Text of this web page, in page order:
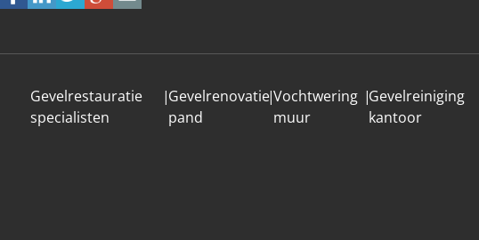
Gevelrestauratie
specialisten
|Gevelrenovatie
pand
|Vochtwering
muur
|Gevelreiniging
kantoor